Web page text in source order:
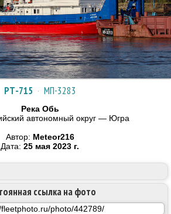
РТ-715 · МП-3283
Река Обь
автономный округ — Югра
Автор: Meteor216
Дата: 25 мая 2023 г.
ссылка на фото